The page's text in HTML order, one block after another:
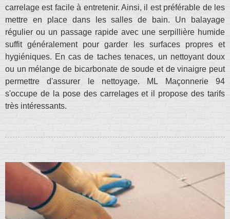
carrelage est facile à entretenir. Ainsi, il est préférable de les
mettre en place dans les salles de bain. Un balayage
régulier ou un passage rapide avec une serpillière humide
suffit généralement pour garder les surfaces propres et
hygiéniques. En cas de taches tenaces, un nettoyant doux
ou un mélange de bicarbonate de soude et de vinaigre peut
permettre d'assurer le nettoyage. ML Maçonnerie 94
s'occupe de la pose des carrelages et il propose des tarifs
très intéressants.